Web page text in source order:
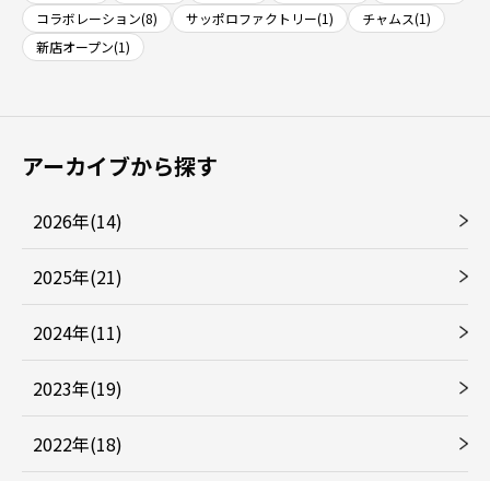
コラボレーション(8)
サッポロファクトリー(1)
チャムス(1)
新店オープン(1)
アーカイブから探す
2026年(14)
2025年(21)
2024年(11)
2023年(19)
2022年(18)